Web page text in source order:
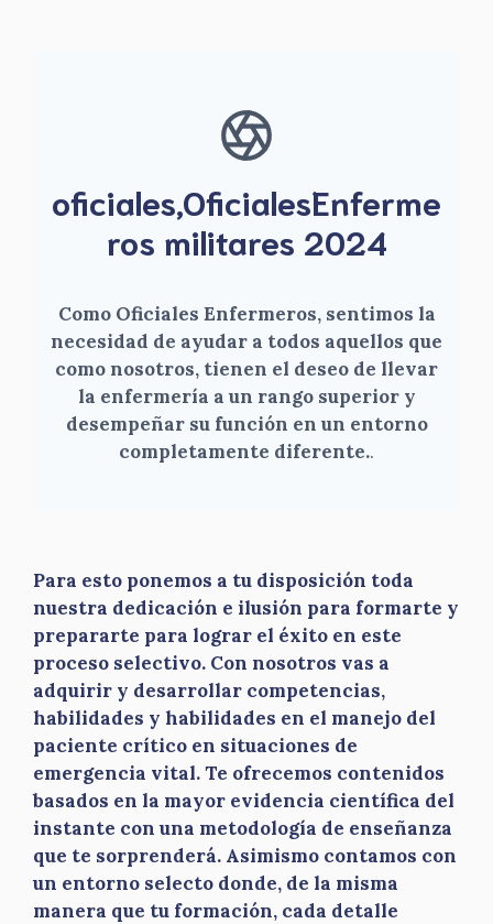
oficiales,OficialesEnferme
ros militares 2024
Como Oficiales Enfermeros, sentimos la
necesidad de ayudar a todos aquellos que
como nosotros, tienen el deseo de llevar
la enfermería a un rango superior y
desempeñar su función en un entorno
completamente diferente..
Para esto ponemos a tu disposición toda
nuestra dedicación e ilusión para formarte y
prepararte para lograr el éxito en este
proceso selectivo. Con nosotros vas a
adquirir y desarrollar competencias,
habilidades y habilidades en el manejo del
paciente crítico en situaciones de
emergencia vital. Te ofrecemos contenidos
basados en la mayor evidencia científica del
instante con una metodología de enseñanza
que te sorprenderá. Asimismo contamos con
un entorno selecto donde, de la misma
manera que tu formación, cada detalle